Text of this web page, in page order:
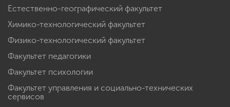
Естественно-географический факультет
Химико-технологический факультет
Физико-технологический факультет
Факультет педагогики
Факультет психологии
Факультет управления и социально-технических
сервисов